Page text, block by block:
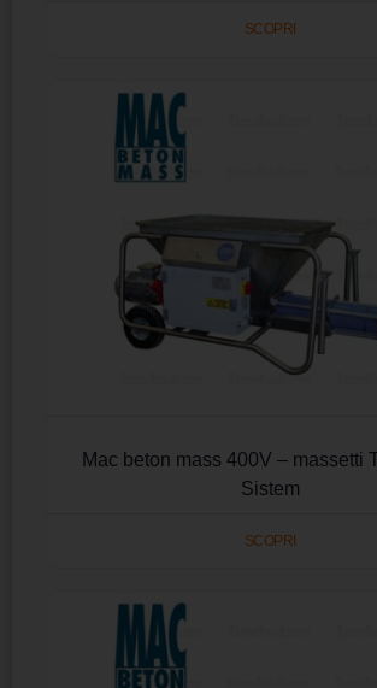
SCOPRI
Mac beton mass 400V – massetti
Sistem
SCOPRI